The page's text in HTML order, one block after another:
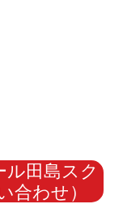
ル田島スク
合わせ）